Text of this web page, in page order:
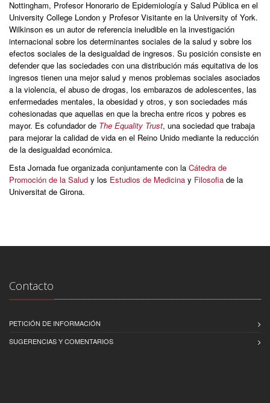
Nottingham, Profesor Honorario de Epidemiología y Salud Pública en el
University College London y Profesor Visitante en la University of York.
Wilkinson es un autor de referencia ineludible en la investigación
internacional sobre los determinantes sociales de la salud y sobre los
efectos sociales de la desigualdad de ingresos. Su posición consiste en
defender que las sociedades con una distribución más equitativa de los
ingresos tienen una mejor salud y menos problemas sociales asociados
a la violencia, el abuso de drogas, los embarazos de adolescentes, las
enfermedades mentales, la obesidad y otros, y son sociedades más
cohesionadas que aquellas en que la brecha entre ricos y pobres es
mayor. Es cofundador de The Equality Trust, una sociedad que trabaja
para mejorar la calidad de vida en el Reino Unido mediante la reducción
de la desigualdad económica.
Esta Jornada fue organizada conjuntamente con la Cátedra de
Promoción de la Salud y los Estudios de Medicina y Filosofia de la
Universitat de Girona.
Contacto
PETICIÓN DE INFORMACIÓN
SUGERENCIAS Y COMENTARIOS